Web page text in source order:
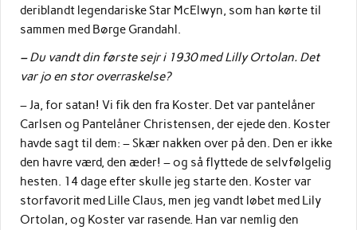
deriblandt legendariske Star McElwyn, som han kørte til
sammen med Børge Grandahl.
– Du vandt din første sejr i 1930 med Lilly Ortolan. Det
var jo en stor overraskelse?
– Ja, for satan! Vi fik den fra Koster. Det var pantelåner
Carlsen og Pantelåner Christensen, der ejede den. Koster
havde sagt til dem: – Skær nakken over på den. Den er ikke
den havre værd, den æder! – og så flyttede de selvfølgelig
hesten. 14 dage efter skulle jeg starte den. Koster var
storfavorit med Lille Claus, men jeg vandt løbet med Lily
Ortolan, og Koster var rasende. Han var nemlig den